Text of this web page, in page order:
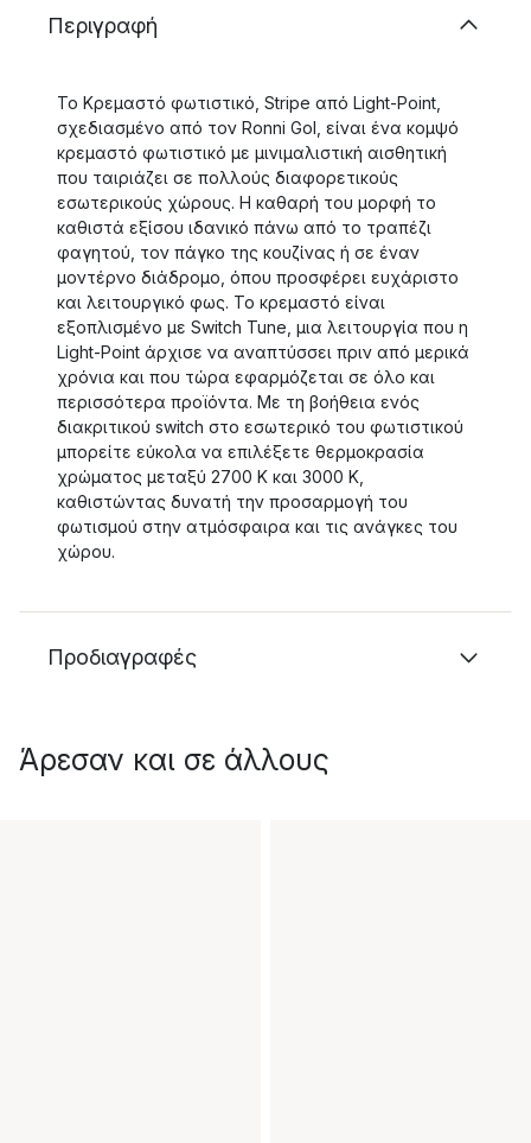
Περιγραφή
Το Κρεμαστό φωτιστικό, Stripe από Light-Point,
σχεδιασμένο από τον Ronni Gol, είναι ένα κομψό
κρεμαστό φωτιστικό με μινιμαλιστική αισθητική
που ταιριάζει σε πολλούς διαφορετικούς
εσωτερικούς χώρους. Η καθαρή του μορφή το
καθιστά εξίσου ιδανικό πάνω από το τραπέζι
φαγητού, τον πάγκο της κουζίνας ή σε έναν
μοντέρνο διάδρομο, όπου προσφέρει ευχάριστο
και λειτουργικό φως. Το κρεμαστό είναι
εξοπλισμένο με Switch Tune, μια λειτουργία που η
Light-Point άρχισε να αναπτύσσει πριν από μερικά
χρόνια και που τώρα εφαρμόζεται σε όλο και
περισσότερα προϊόντα. Με τη βοήθεια ενός
διακριτικού switch στο εσωτερικό του φωτιστικού
μπορείτε εύκολα να επιλέξετε θερμοκρασία
χρώματος μεταξύ 2700 K και 3000 K,
καθιστώντας δυνατή την προσαρμογή του
φωτισμού στην ατμόσφαιρα και τις ανάγκες του
χώρου.
Προδιαγραφές
Άρεσαν και σε άλλους